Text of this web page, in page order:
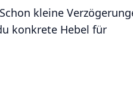
kleine
konkrete Hebel für